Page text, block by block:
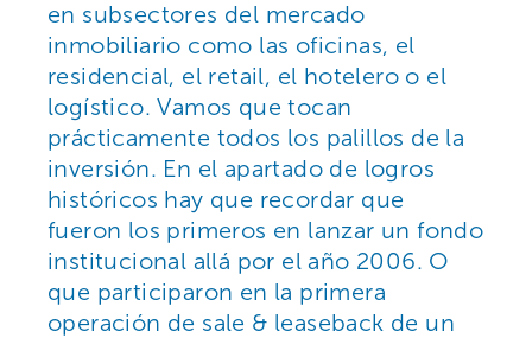
en subsectores del mercado
inmobiliario como las oficinas, el
residencial, el retail, el hotelero o el
logístico. Vamos que tocan
prácticamente todos los palillos de la
inversión. En el apartado de logros
históricos hay que recordar que
fueron los primeros en lanzar un fondo
institucional allá por el año 2006. O
que participaron en la primera
operación de sale & leaseback de un